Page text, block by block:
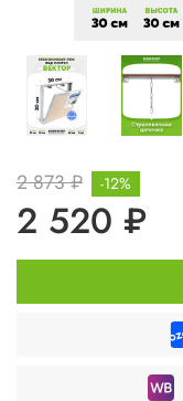
2 873 ₽
2 520 ₽
-12%